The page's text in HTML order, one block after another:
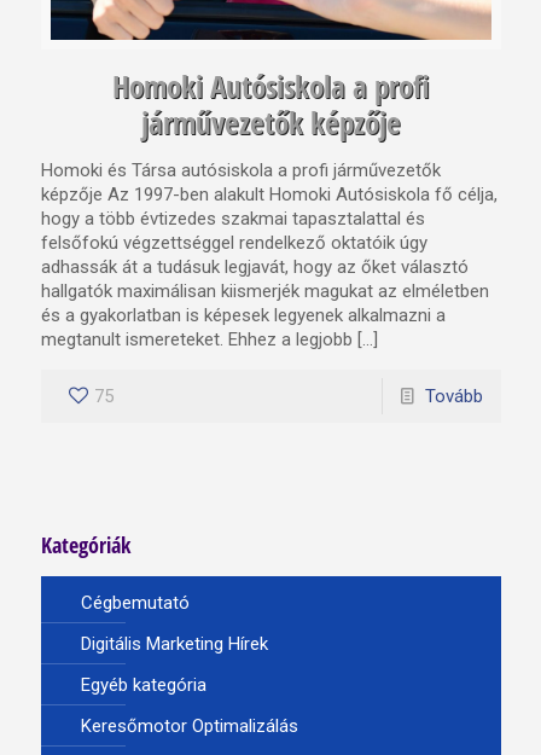
Homoki Autósiskola a profi
járművezetők képzője
Homoki és Társa autósiskola a profi járművezetők
képzője Az 1997-ben alakult Homoki Autósiskola fő célja,
hogy a több évtizedes szakmai tapasztalattal és
felsőfokú végzettséggel rendelkező oktatóik úgy
adhassák át a tudásuk legjavát, hogy az őket választó
hallgatók maximálisan kiismerjék magukat az elméletben
és a gyakorlatban is képesek legyenek alkalmazni a
megtanult ismereteket. Ehhez a legjobb […]
75 Tovább
Kategóriák
Cégbemutató
Digitális Marketing Hírek
Egyéb kategória
Keresőmotor Optimalizálás